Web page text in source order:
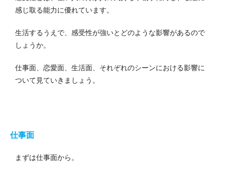
感じ取る能力に優れています。
生活するうえで、感受性が強いとどのような影響があるので
しょうか。
仕事面、恋愛面、生活面、それぞれのシーンにおける影響に
ついて見ていきましょう。
仕事面
まずは仕事面から。